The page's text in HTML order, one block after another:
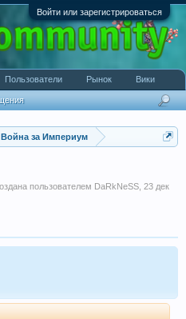
Войти или зарегистрироваться
Война за Империум
пользователем DaRkNeSS 23 дек
Пользователи Рынок Вики